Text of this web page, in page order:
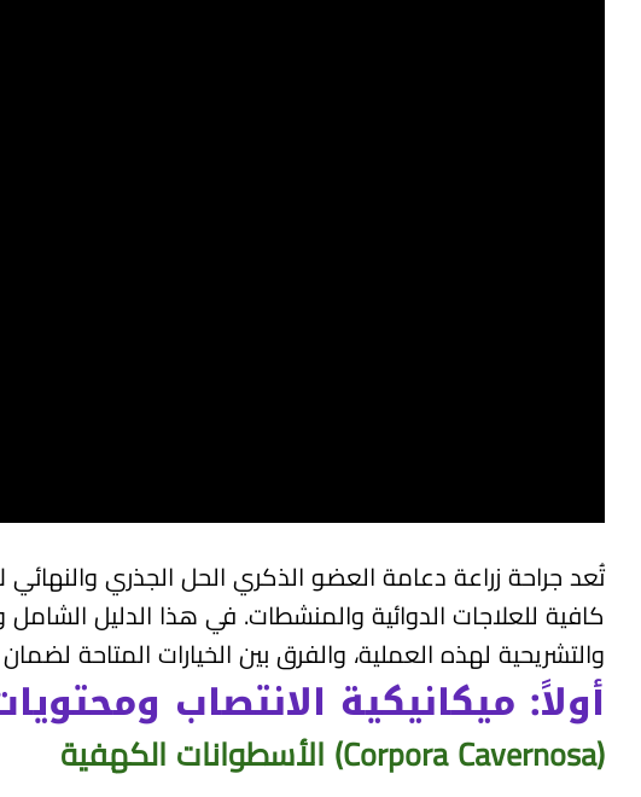
تُعد جراحة زراعة دعامة العضو الذكري الحل الجذري والنهائي
كافية للعلاجات الدوائية والمنشطات. في هذا الدليل
والتشريحية لهذه العملية، والفرق بين الخيارات المتاحة
أولاً: ميكانيكية الانتصاب
(Corpora Cavernosa) الأسطوانات الكهفية